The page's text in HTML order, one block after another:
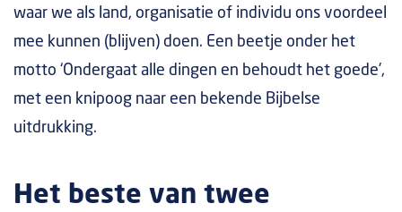
waar we als land, organisatie of individu ons voordeel
mee kunnen (blijven) doen. Een beetje onder het
motto ‘Ondergaat alle dingen en behoudt het goede’,
met een knipoog naar een bekende Bijbelse
uitdrukking.
Het beste van twee